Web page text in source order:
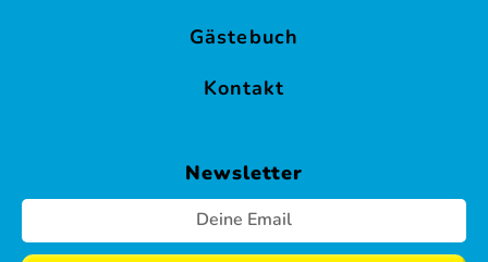
Gästebuch
Kontakt
Newsletter